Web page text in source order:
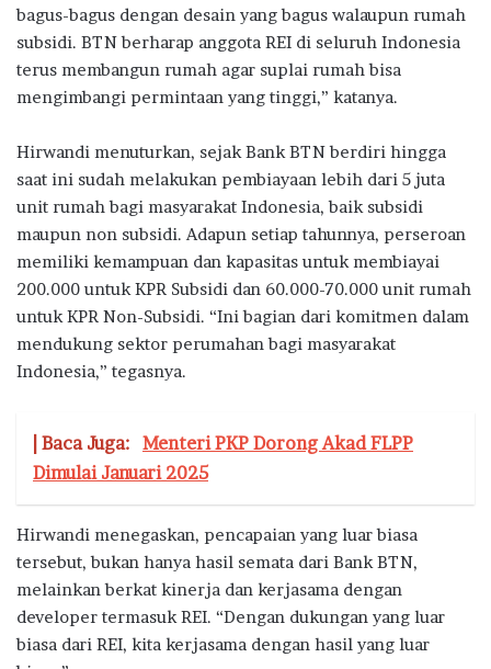
bagus-bagus dengan desain yang bagus walaupun rumah
subsidi. BTN berharap anggota REI di seluruh Indonesia
terus membangun rumah agar suplai rumah bisa
mengimbangi permintaan yang tinggi,” katanya.
Hirwandi menuturkan, sejak Bank BTN berdiri hingga
saat ini sudah melakukan pembiayaan lebih dari 5 juta
unit rumah bagi masyarakat Indonesia, baik subsidi
maupun non subsidi. Adapun setiap tahunnya, perseroan
memiliki kemampuan dan kapasitas untuk membiayai
200.000 untuk KPR Subsidi dan 60.000-70.000 unit rumah
untuk KPR Non-Subsidi. “Ini bagian dari komitmen dalam
mendukung sektor perumahan bagi masyarakat
Indonesia,” tegasnya.
| Baca Juga: Menteri PKP Dorong Akad FLPP
Dimulai Januari 2025
Hirwandi menegaskan, pencapaian yang luar biasa
tersebut, bukan hanya hasil semata dari Bank BTN,
melainkan berkat kinerja dan kerjasama dengan
developer termasuk REI. “Dengan dukungan yang luar
biasa dari REI, kita kerjasama dengan hasil yang luar